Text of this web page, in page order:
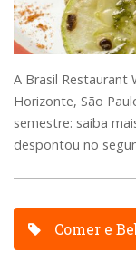
A Brasil Restaurant
Horizonte, São
semestre: saiba
despontou no
Comer e